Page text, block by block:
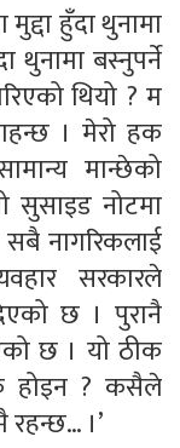
हुँदा थुनामा
थुनामा बस्नुपर्ने
थियो ? म
। मेरो हक
मान्छेको
सुसाइड नोटमा
नागरिकलाई
सरकारले
छ । पुरानै
छ । यो ठीक
होइन ? कसैले
।’